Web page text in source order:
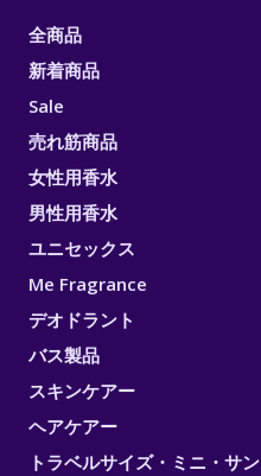
全商品
新着商品
Sale
売れ筋商品
女性用香水
男性用香水
ユニセックス
Me Fragrance
デオドラント
バス製品
スキンケアー
ヘアケアー
トラベルサイズ・ミニ・サ